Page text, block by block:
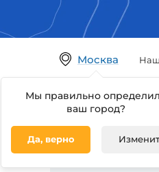
Москва
Мы правильно
ваш город?
Да, верно
Гипермаркет товаров
Освещение для